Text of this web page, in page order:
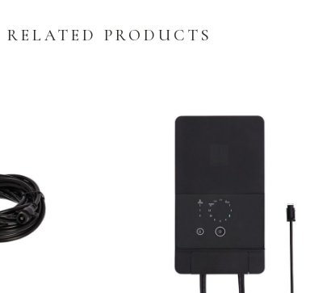
RELATED PRODUCTS